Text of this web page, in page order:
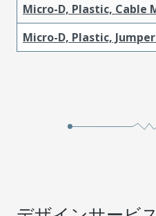
Micro-D, Plastic, Cable
Micro-D, Plastic,